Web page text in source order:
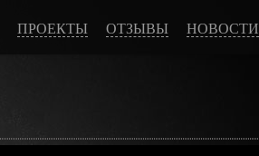
ПРОЕКТЫ ОТЗЫВЫ НОВОСТИ